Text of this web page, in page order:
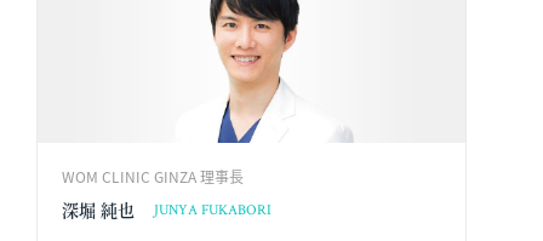
WOM CLINIC GINZA 理事長
深堀 純也 JUNYA FUKABORI